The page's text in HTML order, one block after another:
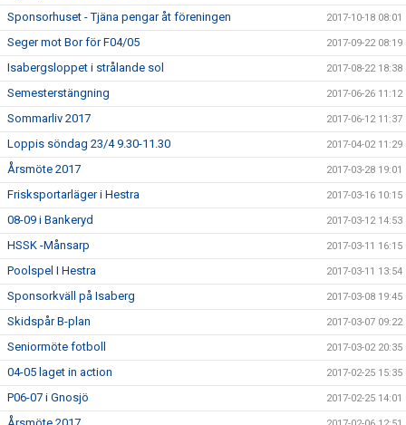
Sponsorhuset - Tjäna pengar åt föreningen 2017-10-18 08:01
Seger mot Bor för F04/05 2017-09-22 08:19
Isabergsloppet i strålande sol 2017-08-22 18:38
Semesterstängning 2017-06-26 11:12
Sommarliv 2017 2017-06-12 11:37
Loppis söndag 23/4 9.30-11.30 2017-04-02 11:29
Årsmöte 2017 2017-03-28 19:01
Frisksportarläger i Hestra 2017-03-16 10:15
08-09 i Bankeryd 2017-03-12 14:53
HSSK -Månsarp 2017-03-11 16:15
Poolspel I Hestra 2017-03-11 13:54
Sponsorkväll på Isaberg 2017-03-08 19:45
Skidspår B-plan 2017-03-07 09:22
Seniormöte fotboll 2017-03-02 20:35
04-05 laget in action 2017-02-25 15:35
P06-07 i Gnosjö 2017-02-25 14:01